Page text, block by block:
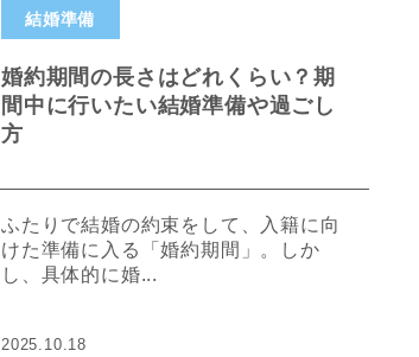
結婚準備
婚約期間の長さはどれくらい？期
間中に行いたい結婚準備や過ごし
方
ふたりで結婚の約束をして、入籍に向
けた準備に入る「婚約期間」。しか
し、具体的に婚...
2025.10.18